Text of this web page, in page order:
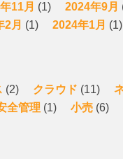
11月 (1) 2024年9月
2月 (1) 2024年1月 (1)
(2) クラウド (11)
全管理 (1) 小売 (6)